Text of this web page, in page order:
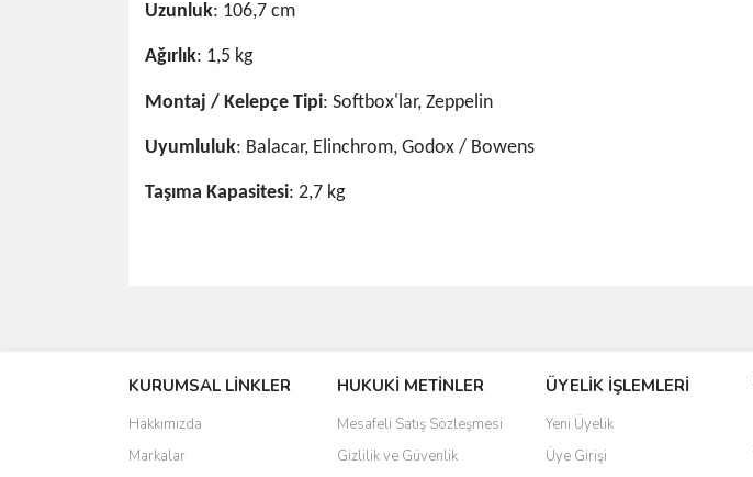
Uzunluk: 106,7 cm
Ağırlık: 1,5 kg
Montaj / Kelepçe Tipi: Softbox'lar, Zeppelin
Uyumluluk: Balacar, Elinchrom, Godox / Bowens
Taşıma Kapasitesi: 2,7 kg
Ürün resmi kalitesiz, bozuk veya görüntülenemiyor.
Ürün açıklamasında eksik bilgiler bulunuyor.
Ürün bilgilerinde hatalar bulunuyor.
KURUMSAL LİNKLER
Hakkımızda
Markalar
HUKUKİ METİNLER
Mesafeli Satış Sözleşmesi
Gizlilik ve Güvenlik
ÜYELİK İŞLEMLERİ
Yeni Üyelik
Üye Girişi